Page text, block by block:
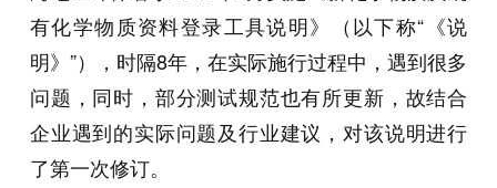
有化学物质资料登录工具说明》（以下称“《说
明》”），时隔8年，在实际施行过程中，遇到很多
问题，同时，部分测试规范也有所更新，故结合
企业遇到的实际问题及行业建议，对该说明进行
了第一次修订。